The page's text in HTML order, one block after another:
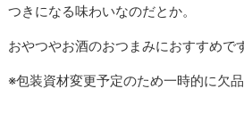
つきになる味わいなのだとか。
おやつやお酒のおつまみにおすすめで
※包装資材変更予定のため一時的に欠